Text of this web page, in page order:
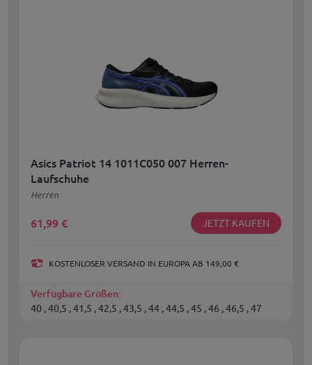
Asics Patriot 14 1011C050 007 Herren-
Laufschuhe
Herren
61,99 € JETZT KAUFEN
KOSTENLOSER VERSAND IN EUROPA AB 149,00 €
Verfügbare Größen:
40 , 40,5 , 41,5 , 42,5 , 43,5 , 44 , 44,5 , 45 , 46 , 46,5 , 47